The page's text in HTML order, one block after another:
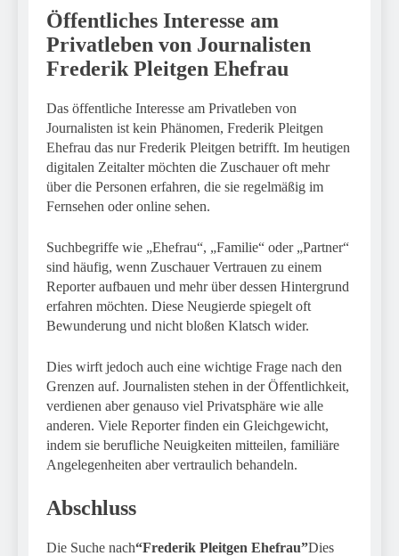
Öffentliches Interesse am
Privatleben von Journalisten
Frederik Pleitgen Ehefrau
Das öffentliche Interesse am Privatleben von
Journalisten ist kein Phänomen, Frederik Pleitgen
Ehefrau das nur Frederik Pleitgen betrifft. Im heutigen
digitalen Zeitalter möchten die Zuschauer oft mehr
über die Personen erfahren, die sie regelmäßig im
Fernsehen oder online sehen.
Suchbegriffe wie „Ehefrau“, „Familie“ oder „Partner“
sind häufig, wenn Zuschauer Vertrauen zu einem
Reporter aufbauen und mehr über dessen Hintergrund
erfahren möchten. Diese Neugierde spiegelt oft
Bewunderung und nicht bloßen Klatsch wider.
Dies wirft jedoch auch eine wichtige Frage nach den
Grenzen auf. Journalisten stehen in der Öffentlichkeit,
verdienen aber genauso viel Privatsphäre wie alle
anderen. Viele Reporter finden ein Gleichgewicht,
indem sie berufliche Neuigkeiten mitteilen, familiäre
Angelegenheiten aber vertraulich behandeln.
Abschluss
Die Suche nach“Frederik Pleitgen Ehefrau”Dies